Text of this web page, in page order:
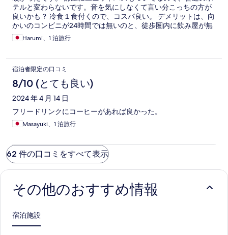
テルと変わらないです。音を気にしなくて言い分こっちの方が
良いかも？ 冷食１食付くので、コスパ良い。 デメリットは、向
かいのコンビニが24時間では無いのと、徒歩圏内に飲み屋が無
いことかな？ 他に泊まりたいホテルが無い時は全然有りです。
Harumi、1 泊旅行
宿泊者限定の口コミ
8/10 (とても良い)
2024 年 4 月 14 日
フリードリンクにコーヒーがあれば良かった。
Masayuki、1 泊旅行
62 件の口コミをすべて表示
その他のおすすめ情報
宿泊施設